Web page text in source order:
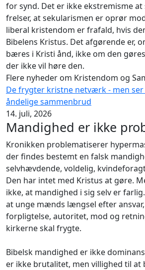
for synd. Det er ikke ekstremisme at
frelser, at sekularismen er oprør
liberal kristendom er frafald, hvis
Bibelens Kristus. Det afgørende er,
bæres i Kristi ånd, ikke om den
der ikke vil høre den.
Flere nyheder om Kristendom og
De frygter kristne netværk - men
åndelige sammenbrud
14. juli, 2026
Mandighed er ikke
Kronikken problematiserer
der findes bestemt en falsk
selvhævdende, voldelig,
Den har intet med Kristus at gøre.
ikke, at mandighed i sig selv er
at unge mænds længsel efter
forpligtelse, autoritet, mod og
kirkerne skal frygte.
Bibelsk mandighed er ikke
er ikke brutalitet, men villighed til at